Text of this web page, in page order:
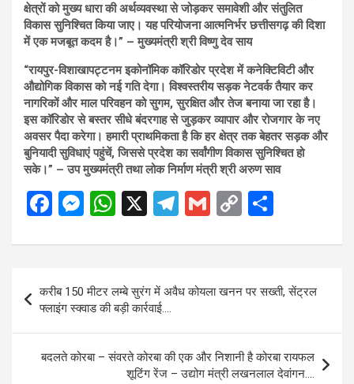
क्षेत्रों को मुख्य धारा की अर्थव्यवस्था से जोड़कर समावेशी और संतुलित
विकास सुनिश्चित किया जाए। यह परियोजना आत्मनिर्भर छत्तीसगढ़ की दिशा
में एक मजबूत कदम है।” – मुख्यमंत्री श्री विष्णु देव साय
“रायपुर-विशाखापट्टनम इकोनॉमिक कॉरिडोर प्रदेश में कनेक्टिविटी और
औद्योगिक विकास को नई गति देगा। विश्वस्तरीय सड़क नेटवर्क तैयार कर
नागरिकों और माल परिवहन को सुगम, सुरक्षित और तेज बनाया जा रहा है।
इस कॉरिडोर से बस्तर सीधे बंदरगाह से जुड़कर व्यापार और रोजगार के नए
अवसर पैदा करेगा। हमारी प्राथमिकता है कि हर क्षेत्र तक बेहतर सड़क और
बुनियादी सुविधाएं पहुंचें, जिससे प्रदेश का सर्वांगीण विकास सुनिश्चित हो
सके।” – उप मुख्यमंत्री तथा लोक निर्माण मंत्री श्री अरुण साव
F
ce
b
o
o
k
M
se
n
g
er
W
at
s
A
p
p
X
T
e
gr
a
m
G
ail
C
py
n
k
ar
e
navigation
करीब 150 मीटर लम्बे सुरंग में अवैध कोयला खनन पर सख्ती, सेंट्रल
फ्लाइंग स्क्वाड की बड़ी कार्रवाई….
बदलते कोरबा – संवरते कोरबा की एक और निशानी है कोरबा रायफल
शूटिंग रेंज – उद्योग मंत्री लखनलाल देवांगन….